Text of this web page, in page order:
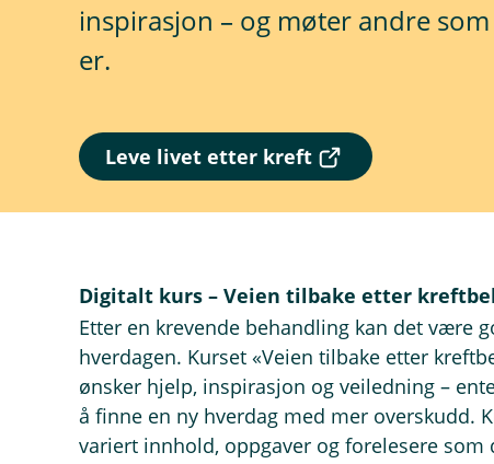
inspirasjon – og møter andre
er.
Leve livet etter kreft
E
s
r
n
l
e
k
e
,
Digitalt kurs – Veien tilbake etter
Etter en krevende behandling kan det være
hverdagen. Kurset «Veien tilbake etter
ønsker hjelp, inspirasjon og veiledning –
å finne en ny hverdag med mer overskudd.
variert innhold, oppgaver og forelesere